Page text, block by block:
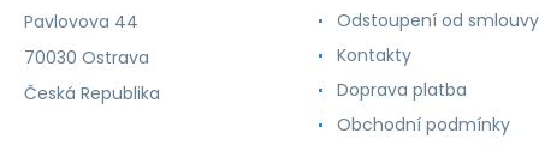
Pavlovova 44
70030 Ostrava
Česká Republika
Odstoupení od smlouvy
Kontakty
Doprava platba
Obchodní podmínky